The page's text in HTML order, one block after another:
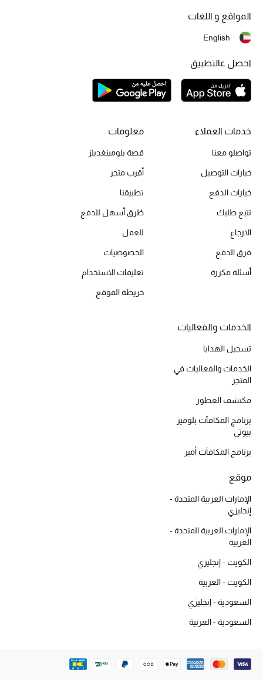
جميع الأحذية النسائية
جميع الحقائب النسائية
جميع الإكسسورات النسائية
تسوقوا للنساء
الحقائب
الموسم الجديد
الحقائب النسائية
أبرز المصممين
أبرز الحقائب
تسوقوا الحقائب
الموسم الجديد
أحذية النسائية
تشكيلة الأحذية
أحذية للأطفال
خدمات العملاء
تواصلو معنا
خيارات التوصيل
خيارات الدفع
تتبع طلبك
الارجاع
فرق الدفع
أسئلة مكررة
معلومات
قصة بلومينغديلز
أقرب متجر
تطبيقنا
طُرق أسهل للدفع
للعمل
الخصوصيات
تعليمات الاستخدام
خريطة الموقع
الخدمات والفعاليات
تسجيل الهدايا
الخدمات والفعاليات في
المتجر
مكتشف العطور
برنامج المكافآت بلوميز
بيوتي
برنامج المكافآت أمبر
موقع
الإمارات العربية المتحدة -
إنجليزي
الإمارات العربية المتحدة -
العربية
الكويت - إنجليزي
الكويت - العربية
السعودية - إنجليزي
السعودية - العربية
المواقع و اللغات
English
احصل عالتطبيق